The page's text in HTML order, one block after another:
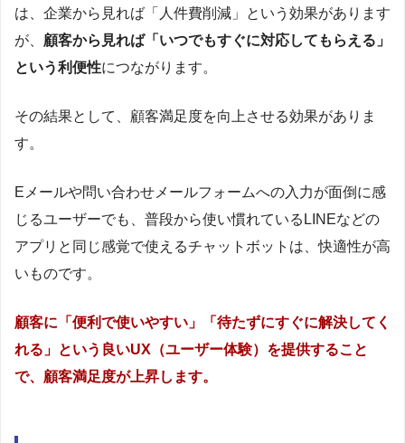
は、企業から見れば「人件費削減」という効果があります
が、 顧客から見れば「いつでもすぐに対応してもらえる」
という利便性につながります。
その結果として、顧客満足度を向上させる効果がありま
す。
Eメールや問い合わせメールフォームへの入力が面倒に感
じるユーザーでも、普段から使い慣れているLINEなどの
アプリと同じ感覚で使えるチャットボットは、快適性が高
いものです。
顧客に「便利で使いやすい」「待たずにすぐに解決してく
れる」という良いUX（ユーザー体験）を提供すること
で、顧客満足度が上昇します。